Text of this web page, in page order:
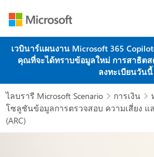
เวบินาร์แผนงาน Microsoft 365
คุณที่จะได้ทราบข้อมูลใหม่ การสาธิต
ลงทะเบียนวันนี้
ไลบรารี Microsoft Scenario  การเงิน 
โซลูชันข้อมูลการตรวจสอบ ความเสี่ยง
(ARC)